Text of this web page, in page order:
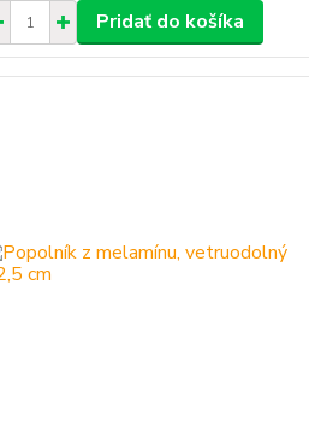
Pridať do košíka